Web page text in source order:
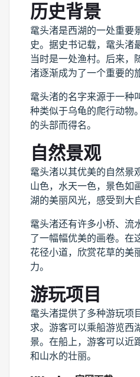
历史背景
鼋头渚是西湖的一处重要
史。据史书记载，鼋头渚
当时是一处渔村。后来，
渚逐渐成为了一个重要的
鼋头渚的名字来源于一种
种类似于乌龟的爬行动物
的头部而得名。
自然景观
鼋头渚以其优美的自然景
山色，水天一色，景色如
湖的美丽风光，感受到大
鼋头渚还有许多小桥、流
了一幅幅优美的画卷。在
花径小道，欣赏花草的美
力。
游玩项目
鼋头渚提供了多种游玩项
求。游客可以乘船游览西
景。在船上，游客可以近
和山水的壮丽。